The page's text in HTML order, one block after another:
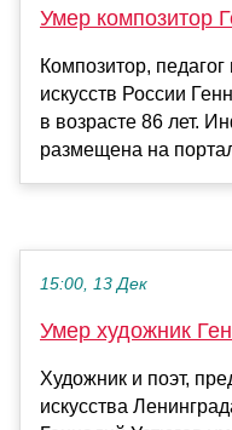
Умер композитор
Композитор,
искусств России
в возрасте 86 лет.
размещена на
15:00, 13 Дек
Умер художник
Художник и поэт,
искусства